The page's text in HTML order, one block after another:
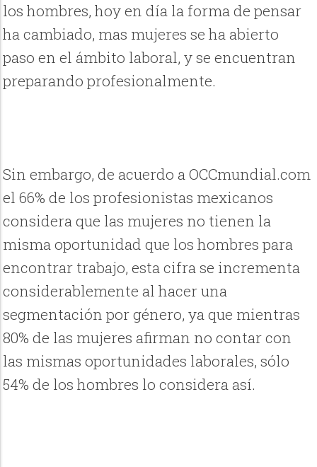
los hombres, hoy en día la forma de pensar
ha cambiado, mas mujeres se ha abierto
paso en el ámbito laboral, y se encuentran
preparando profesionalmente.
Sin embargo, de acuerdo a OCCmundial.com
el 66% de los profesionistas mexicanos
considera que las mujeres no tienen la
misma oportunidad que los hombres para
encontrar trabajo, esta cifra se incrementa
considerablemente al hacer una
segmentación por género, ya que mientras
80% de las mujeres afirman no contar con
las mismas oportunidades laborales, sólo
54% de los hombres lo considera así.